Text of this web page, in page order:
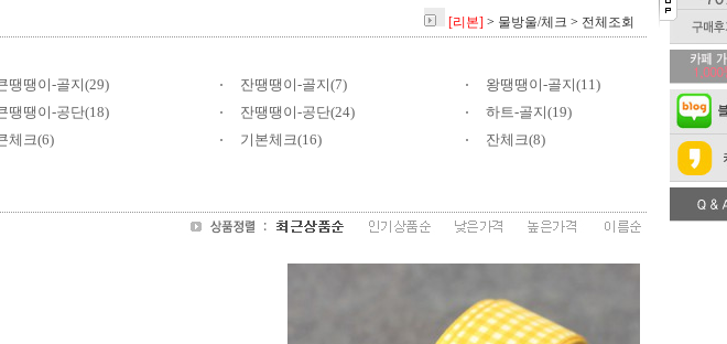
[리본] > 물방울/체크 > 전체조회
땡땡이-골지(29) 잔땡땡이-골지(7)
왕땡땡이-골지(11)
땡땡이-공단(18) 잔땡땡이-공단(24)
하트-골지(19)
체크(6) 기본체크(16)
잔체크(8)